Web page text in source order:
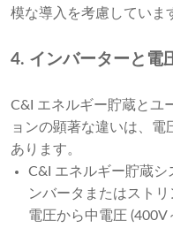
模な導入を考慮していま
4. インバーターと電
C&I エネルギー貯蔵とユ
ョンの顕著な違いは、電
あります。
C&I エネルギー貯蔵シ
ンバータまたはスト
電圧から中電圧 (400V